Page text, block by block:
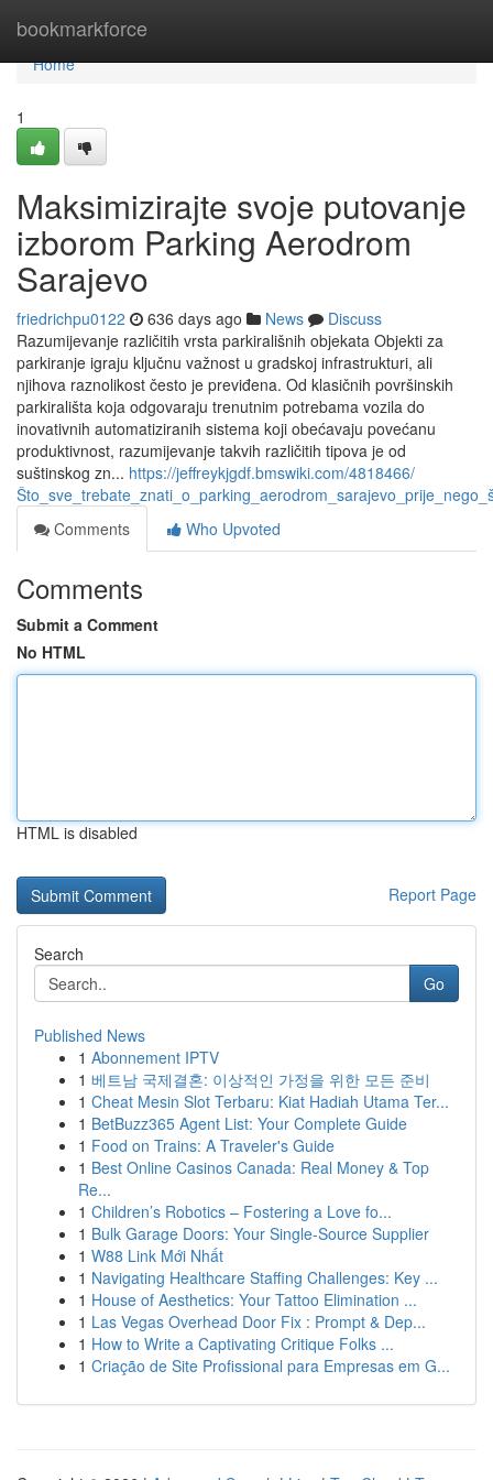
bookmarkforce
Home
Home
1
Maksimizirajte svoje putovanje
izborom Parking Aerodrom
Sarajevo
friedrichpu0122 636 days ago News
Discuss
Razumijevanje različitih vrsta parkirališnih objekata Objekti za
parkiranje igraju ključnu važnost u gradskoj infrastrukturi, ali
njihova raznolikost često je previđena. Od klasičnih površinskih
parkirališta koja odgovaraju trenutnim potrebama vozila do
inovativnih automatiziranih sistema koji obećavaju povećanu
produktivnost, razumijevanje takvih različitih tipova je od
suštinskog zn... https://jeffreykjgdf.bmswiki.com/4818466/
Comments
Who Upvoted
Comments
Submit a Comment
No HTML
HTML is disabled
Report Page
Search
Go
Published News
1 Abonnement IPTV
1 베트남 국제결혼: 이상적인 가정을 위한 모든 준비
1 Cheat Mesin Slot Terbaru: Kiat Hadiah Utama Ter...
1 BetBuzz365 Agent List: Your Complete Guide
1 Food on Trains: A Traveler's Guide
1 Best Online Casinos Canada: Real Money & Top
Re...
1 Children’s Robotics – Fostering a Love fo...
1 Bulk Garage Doors: Your Single-Source Supplier
1 W88 Link Mới Nhất
1 Navigating Healthcare Staffing Challenges: Key ...
1 House of Aesthetics: Your Tattoo Elimination ...
1 Las Vegas Overhead Door Fix : Prompt & Dep...
1 How to Write a Captivating Critique Folks ...
1 Criação de Site Profissional para Empresas em G...